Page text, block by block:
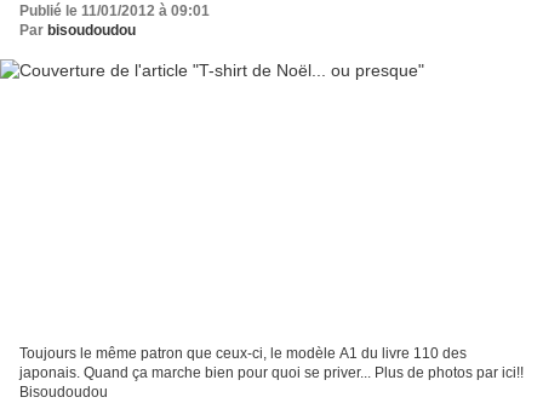
Publié le 11/01/2012 à 09:01
Par bisoudoudou
Toujours le même patron que ceux-ci, le modèle A1 du livre 110 des
japonais. Quand ça marche bien pour quoi se priver... Plus de photos par ici!!
Bisoudoudou